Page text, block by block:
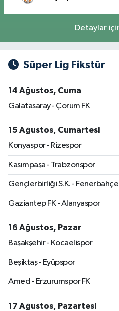
Detaylar
Süper Lig Fikstür
14 Ağustos, Cuma
Galatasaray - Çorum FK
15 Ağustos, Cumartesi
Konyaspor - Rizespor
Kasımpaşa - Trabzonspor
Gençlerbirliği S.K. - Fenerbahçe
Gaziantep FK - Alanyaspor
16 Ağustos, Pazar
Başakşehir - Kocaelispor
Beşiktaş - Eyüpspor
Amed - Erzurumspor FK
17 Ağustos, Pazartesi